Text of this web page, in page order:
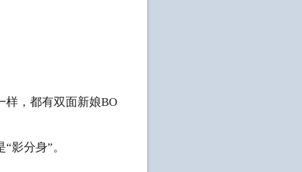
样，都有双面新娘BO
影分身”。